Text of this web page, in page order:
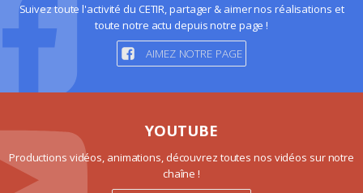
Suivez toute l'activité du CETIR, partager & aimer nos réalisations et
toute notre actu depuis notre page !
AIMEZ NOTRE PAGE
YOUTUBE
Productions vidéos, animations, découvrez toutes nos vidéos sur notre
chaîne !